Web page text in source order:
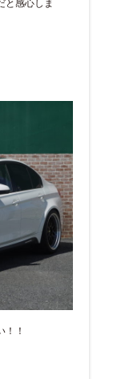
と感心しま
！！